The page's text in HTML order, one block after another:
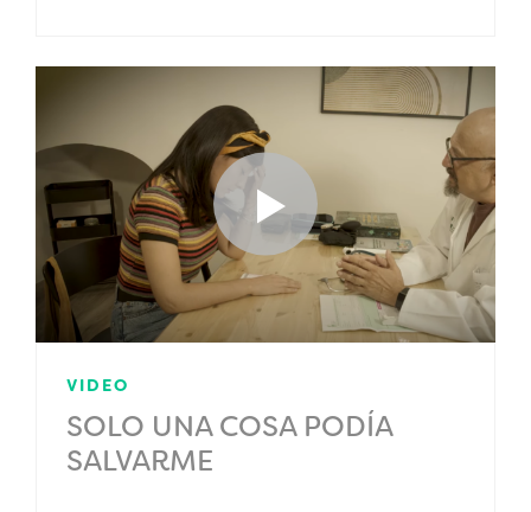
VIDEO
SOLO UNA COSA PODÍA
SALVARME